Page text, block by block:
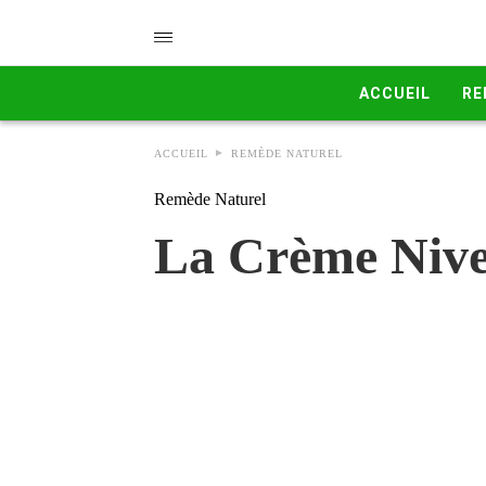
ACCUEIL
ACCUEIL REMÈDE NATUREL
Remède Naturel
La Crème